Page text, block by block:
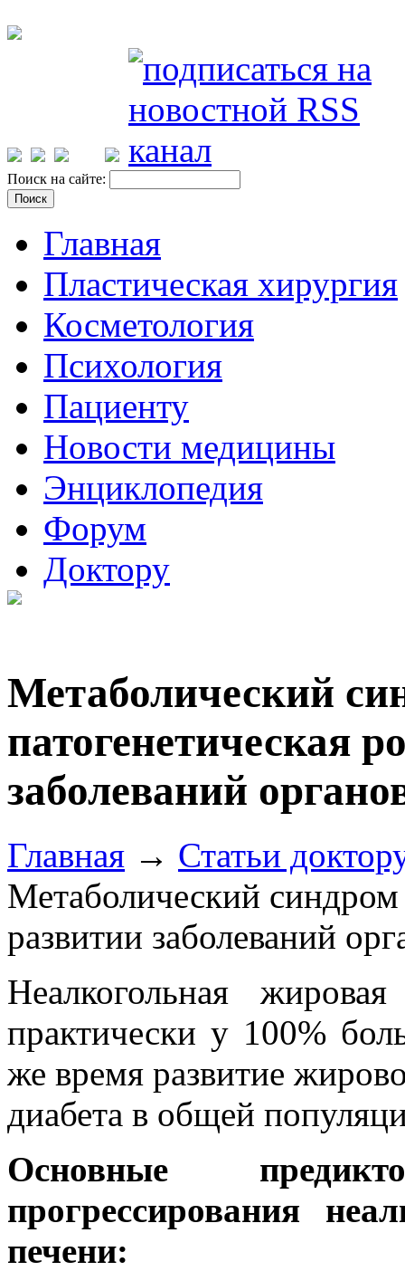
Поиск на сайте:
Главная
Пластическая хирургия
Косметология
Психология
Пациенту
Новости медицины
Энциклопедия
Форум
Доктору
Метаболический
патогенетическая
заболеваний
Главная → Статьи
Метаболический синдром
развитии заболеваний
Неалкогольная
практически у 100%
же время развитие
диабета в общей
Основные
прогрессирования
печени: